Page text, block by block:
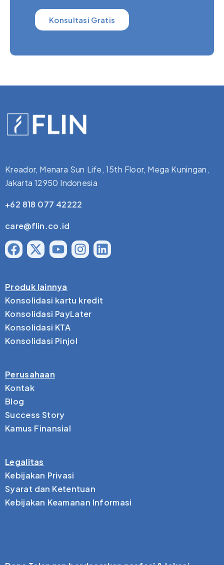
Konsultasi Gratis
Kreador, Menara Sun Life, 15th Floor, Mega Kuningan,
Jakarta 12950 Indonesia
+62 818 077 42222
care@flin.co.id
Produk lainnya
Konsolidasi kartu kredit
Konsolidasi PayLater
Konsolidasi KTA
Konsolidasi Pinjol
Perusahaan
Kontak
Blog
Success Story
Kamus Finansial
Legalitas
Kebijakan Privasi
Syarat dan Ketentuan
Kebijakan Keamanan Informasi